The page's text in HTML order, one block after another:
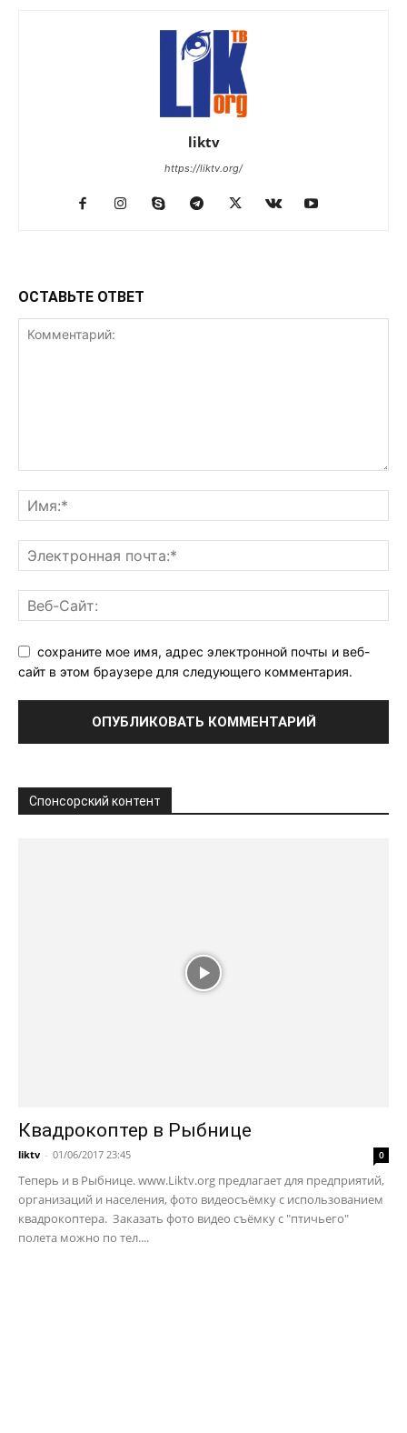
liktv
https://liktv.org/
ОСТАВЬТЕ ОТВЕТ
сохраните мое имя, адрес электронной почты и веб-
сайт в этом браузере для следующего комментария.
Спонсорский контент
Квадрокоптер в Рыбнице
liktv - 01/06/2017 23:45 0
Теперь и в Рыбнице. www.Liktv.org предлагает для предприятий,
организаций и населения, фото видеосъёмку с использованием
квадрокоптера. Заказать фото видео съёмку с "птичьего"
полета можно по тел....